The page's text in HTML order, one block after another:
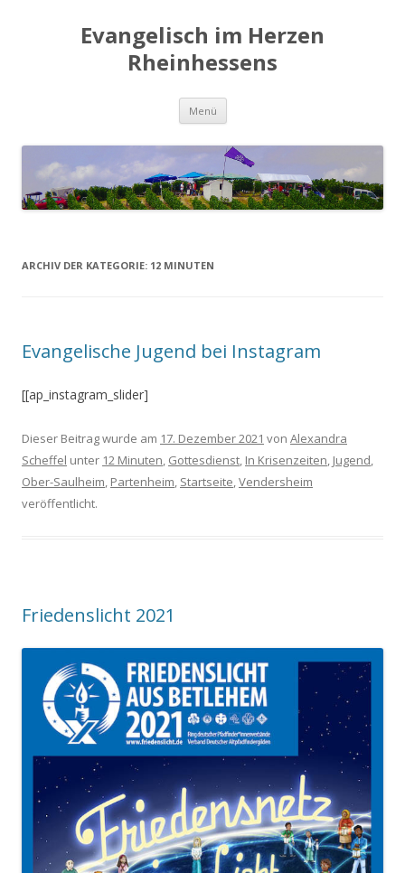
Evangelisch im Herzen
Rheinhessens
Menü Zum
springen
ARCHIV DER KATEGORIE: 12 MINUTEN
Evangelische Jugend bei Instagram
[[ap_instagram_slider]
Dieser Beitrag wurde am 17. Dezember 2021 von Alexandra
Scheffel unter 12 Minuten, Gottesdienst, In Krisenzeiten, Jugend,
Ober-Saulheim, Partenheim, Startseite,Vendersheim
veröffentlicht.
Friedenslicht 2021